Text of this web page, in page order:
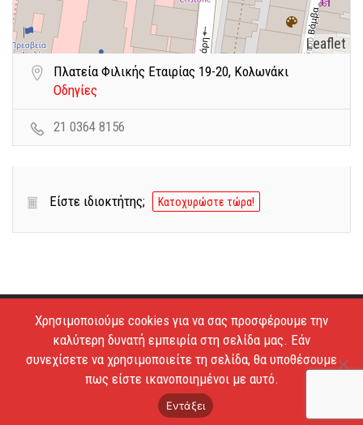
Leaflet
Πλατεία Φιλικής Εταιρίας 19-20, Κολωνάκι
Οδηγίες
21 0364 8156
Είστε ιδιοκτήτης; Κατοχυρώστε τώρα!
Copyright © 2026 - Estiatoria. All Rights Reserved.
Απαγορεύεται το κατέβασμα των φωτογραφιών και η
αντιγραφή των κειμένων.
Όροι Χρήσης Επικοινωνία
Χρησιμοποιούμε cookies για να σας προσφέρουμε την
καλύτερη δυνατή εμπειρία στη σελίδα μας. Εάν
συνεχίσετε να χρησιμοποιείτε τη σελίδα, θα υποθέσουμε
πως είστε ικανοποιημένοι με αυτό.
Εντάξει